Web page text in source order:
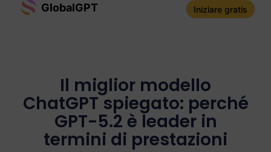
GlobalGPT Iniziare gratis
Il miglior modello
ChatGPT spiegato: perché
GPT-5.2 è leader in
termini di prestazioni